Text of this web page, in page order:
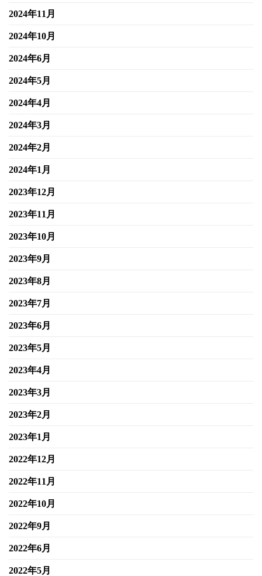
2024年11月
2024年10月
2024年6月
2024年5月
2024年4月
2024年3月
2024年2月
2024年1月
2023年12月
2023年11月
2023年10月
2023年9月
2023年8月
2023年7月
2023年6月
2023年5月
2023年4月
2023年3月
2023年2月
2023年1月
2022年12月
2022年11月
2022年10月
2022年9月
2022年6月
2022年5月